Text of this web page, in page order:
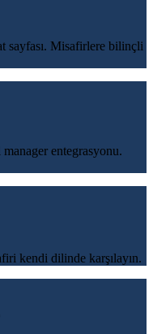
sayfası. Misafirlere bilinçli
entegrasyonu.
kendi dilinde karşılayın.